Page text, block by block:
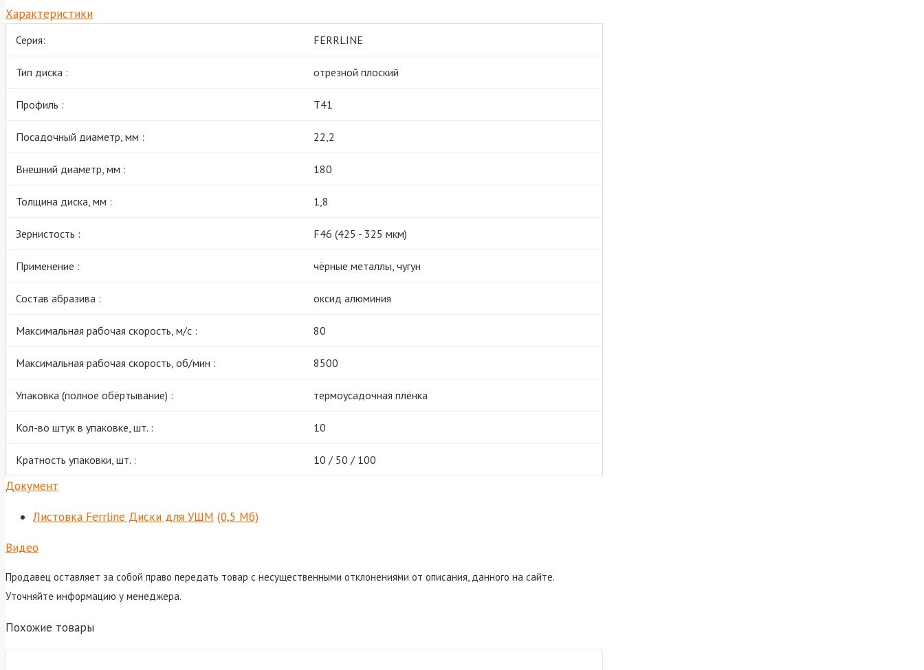
Характеристики
Серия: FERRLINE
Тип диска : отрезной плоский
Профиль : Т41
Посадочный диаметр, мм : 22,2
Внешний диаметр, мм : 180
Толщина диска, мм : 1,8
Зернистость : F46 (425 - 325 мкм)
Применение : чёрные металлы, чугун
Состав абразива : оксид алюминия
Максимальная рабочая скорость, м/с : 80
Максимальная рабочая скорость, об/мин : 8500
Упаковка (полное обёртывание) : термоусадочная плёнка
Кол-во штук в упаковке, шт. : 10
Кратность упаковки, шт. : 10 / 50 / 100
Документ
Листовка Ferrline Диски для УШМ (0,5 Мб)
Видео
Продавец оставляет за собой право передать товар с несущественными отклонениями от описания, данного на сайте.
Уточняйте информацию у менеджера.
Похожие товары